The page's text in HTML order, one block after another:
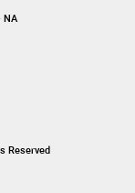
NA
Reserved